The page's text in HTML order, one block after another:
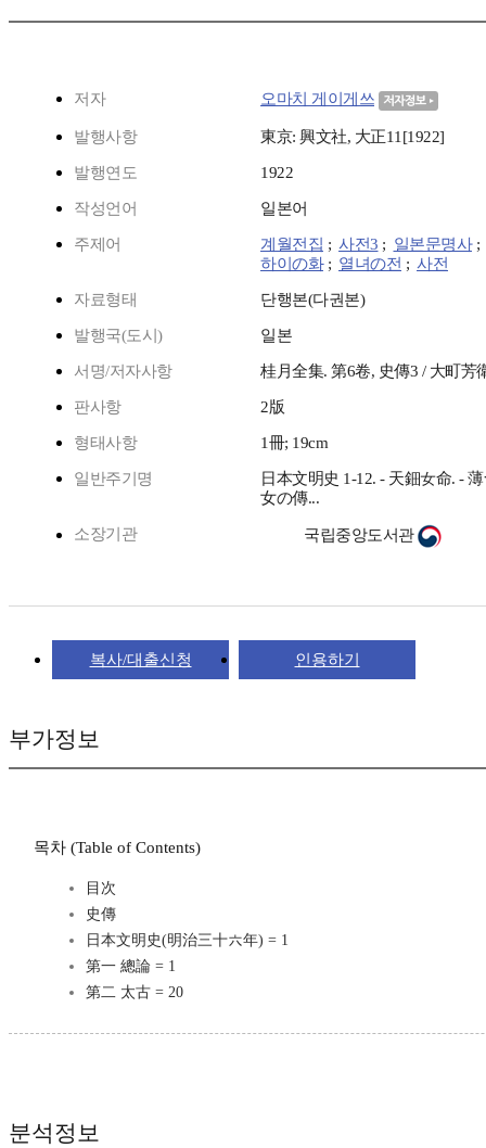
저자 오마치 게이게쓰
발행사항 東京: 興文社, 大正11[1922]
발행연도 1922
작성언어 일본어
주제어 계월전집 ; 사전3 ; 일본문명사;
하이の화; 열녀の전 ; 사전
자료형태 단행본(다권본)
발행국(도시) 일본
서명/저자사항 桂月全集. 第6卷, 史傳3 / 大町芳
판사항 2版
형태사항 1冊; 19cm
일반주기명
日本文明史 1-12. - 天鈿女命. -
女の傳...
소장기관 국립중앙도서관
복사/대출신청 인용하기
부가정보
목차 (Table of Contents)
目次
史傳
日本文明史(明治三十六年) = 1
第一 總論 = 1
第二 太古 = 20
분석정보